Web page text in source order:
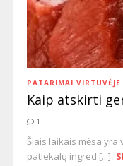
PATARIMAI VIRTUVĖJE
Kaip atskirti
1
Šiais laikais mėsa
patiekalų ingred [...]